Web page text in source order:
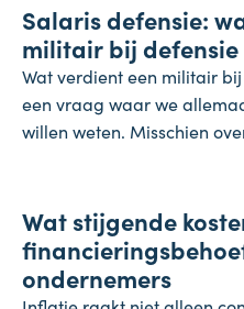
7 augustus 2026
Salaris defensie:
militair bij defensie
Wat verdient een militair
een vraag waar we
willen weten. Misschien
4 augustus 2026
Wat stijgende
ondernemers